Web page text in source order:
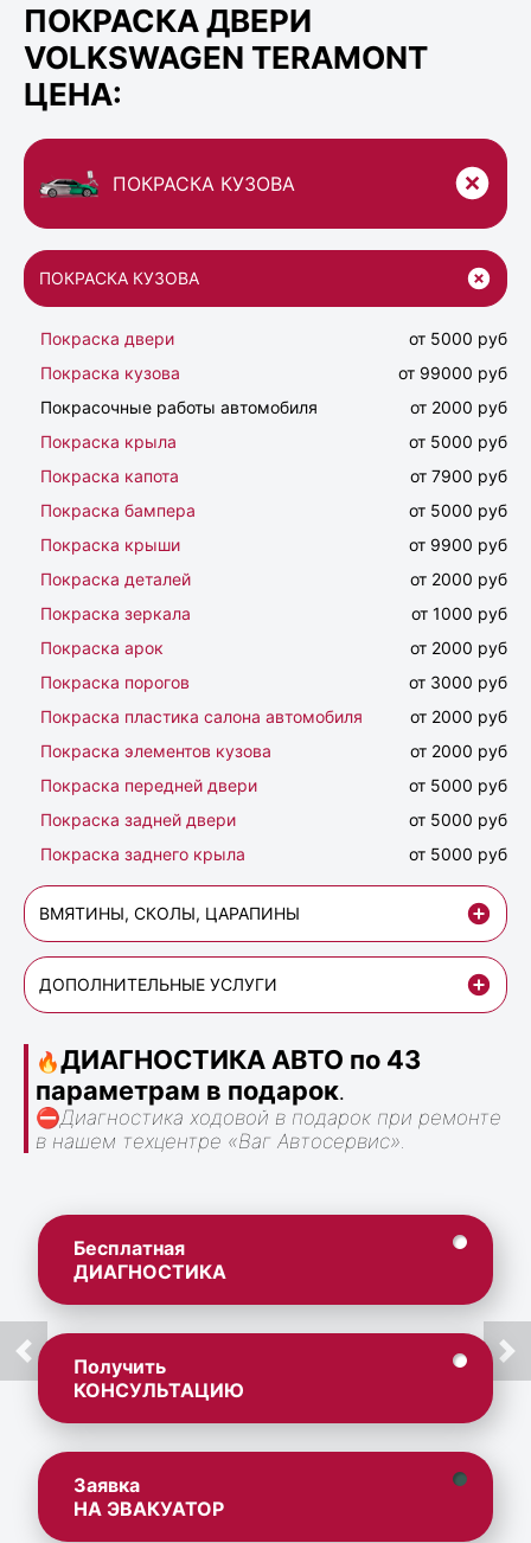
ПОКРАСКА ДВЕРИ
VOLKSWAGEN TERAMONT
ЦЕНА:
ПОКРАСКА КУЗОВА
ПОКРАСКА КУЗОВА
Покраска двери
от 5000 руб
Покраска кузова
от 99000 руб
Покрасочные работы автомобиля
от 2000 руб
Покраска крыла
от 5000 руб
Покраска капота
от 7900 руб
Покраска бампера
от 5000 руб
Покраска крыши
от 9900 руб
Покраска деталей
от 2000 руб
Покраска зеркала
от 1000 руб
Покраска арок
от 2000 руб
Покраска порогов
от 3000 руб
Покраска пластика салона автомобиля
от 2000 руб
Покраска элементов кузова
от 2000 руб
Покраска передней двери
от 5000 руб
Покраска задней двери
от 5000 руб
Покраска заднего крыла
от 5000 руб
ВМЯТИНЫ, СКОЛЫ, ЦАРАПИНЫ
ДОПОЛНИТЕЛЬНЫЕ УСЛУГИ
🔥ДИАГНОСТИКА АВТО по 43
параметрам в подарок.
⛔Диагностика ходовой в подарок при ремонте
в нашем техцентре «Ваг Автосервис».
Бесплатная
ДИАГНОСТИКА
Получить
КОНСУЛЬТАЦИЮ
Заявка
НА ЭВАКУАТОР